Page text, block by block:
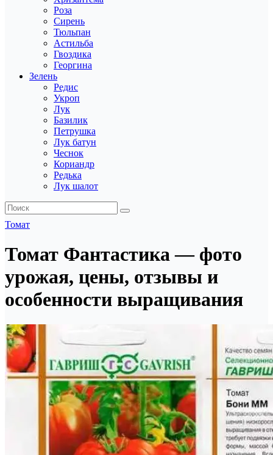
Роза
Сирень
Тюльпан
Астильба
Гвоздика
Георгина
Зелень
Редис
Укроп
Лук
Базилик
Петрушка
Лук батун
Чеснок
Кориандр
Редька
Лук шалот
Томат
Томат Фантастика — фото
урожая, цены, отзывы и
особенности выращивания